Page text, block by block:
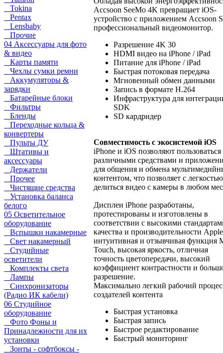
Tokina
Pentax
Lensbaby
Прочие
04 Аксессуары для фото
& видео
Карты памяти
Чехлы сумки ремни
Аккумуляторы &
зарядки
Батарейные блоки
Фильтры
Бленды
Переходные кольца &
конвертеры
Пульты ДУ
Штативы и
аксессуары
Держатели
Прочее
Чистящие средства
Установка баланса
белого
05 Осветительное
оборудование
Вспышки накамерные
Свет накамерный
Студийные
осветители
Комплекты света
Лампы
Синхронизаторы
(Радио ИК кабели)
06 Студийное
оборудование
Фото Фоны и
Принадлежности для их
установки
Зонты - софтбоксы -
Accsoon SeeMo 4K превращает iOS-
устройство с приложением Accsoon
профессиональный видеомонитор.
Разрешение 4K 30
HDMI видео на iPhone / iPad
Питание для iPhone / iPad
Быстрая потоковая передача
Мгновенный обмен данными
Запись в формате H.264
Инфраструктура для
SDK
SD кардридер
Совместимость с экосистемой iOS
iPhone и iOS позволяют пользоваться
различными средствами и
для общения и обмена
контентом, что позволяет с легкостью
делиться видео с камеры в любом
Дисплеи iPhone разработаны,
протестированы и изготовлены в
соответствии с высокими
качества и производительности
интуитивная и отзывчивая функция
Touch, высокая яркость, отличная
точность цветопередачи, высокий
коэффициент контрастности и
разрешение.
Максимально легкий рабочий
создателей контента
Быстрая установка
Быстрая запись
Быстрое редактирование
Быстрый мониторинг